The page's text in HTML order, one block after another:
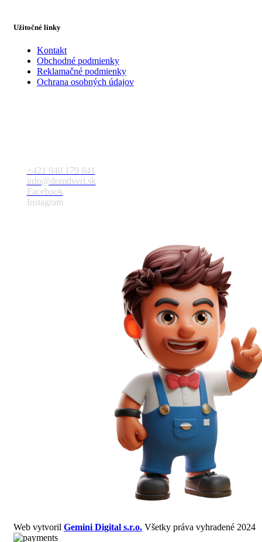
Užitočné linky
Kontakt
Obchodné podmienky
Reklamačné podmienky
Ochrana osobných údajov
+421 940 179 841
info@domdveri.sk
Facebook
Instagram
Web vytvoril Gemini Digital s.r.o. Všetky práva vyhradené 2024